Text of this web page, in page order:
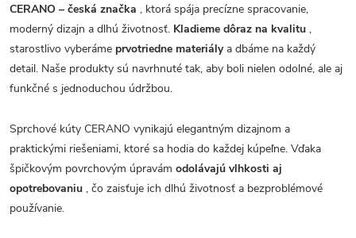
CERANO – česká značka , ktorá spája precízne spracovanie,
moderný dizajn a dlhú životnosť. Kladieme dôraz na kvalitu ,
starostlivo vyberáme prvotriedne materiálya dbáme na každý
detail. Naše produkty sú navrhnuté tak, aby boli nielen odolné, ale aj
funkčné s jednoduchou údržbou.
Sprchové kúty CERANO vynikajú elegantným dizajnom a
praktickými riešeniami, ktoré sa hodia do každej kúpeľne. Vďaka
špičkovým povrchovým úpravám odolávajú vlhkosti aj
opotrebovaniu , čo zaisťuje ich dlhú životnosť a bezproblémové
používanie.